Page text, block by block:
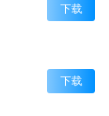
下载
下载